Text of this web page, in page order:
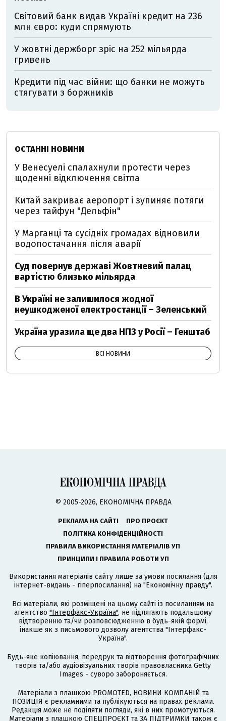
Світовий банк видав Україні кредит на 236
млн євро: куди спрямують
У жовтні держборг зріс на 252 мільярда
гривень
Кредити під час війни: що банки не можуть
стягувати з боржників
ОСТАННІ НОВИНИ
У Венесуелі спалахнули протести через
щоденні відключення світла
Китай закриває аеропорт і зупиняє потяги
через тайфун "Дельфін"
У Марганці та сусідніх громадах відновили
водопостачання після аварії
Суд повернув державі Жовтневий палац
вартістю близько мільярда
В Україні не залишилося жодної
неушкодженої електростанції – Зеленський
Україна уразила ще два НПЗ у Росії – Генштаб
ВСІ НОВИНИ
© 2005-2026, ЕКОНОМІЧНА ПРАВДА
РЕКЛАМА НА САЙТІ
ПРО ПРОЄКТ
ПОЛІТИКА КОНФІДЕНЦІЙНОСТІ
ПРАВИЛА ВИКОРИСТАННЯ МАТЕРІАЛІВ УП
ПРИНЦИПИ І ПРАВИЛА РОБОТИ УП
Використання матеріалів сайту лише за умови посилання (для
інтернет-видань - гіперпосилання) на "Економічну правду".
Всі матеріали, які розміщені на цьому сайті із посиланням на
агентство "Інтерфакс-Україна", не підлягають подальшому
відтворенню та/чи розповсюдженню в будь-якій формі,
інакше як з письмового дозволу агентства "Інтерфакс-
Україна".
Будь-яке копіювання, передрук та відтворення фотографічних
творів та/або аудіовізуальних творів правовласника Getty
Images - суворо забороняється.
Матеріали з плашкою PROMOTED, НОВИНИ КОМПАНІЙ та
ПОЗИЦІЯ є рекламними та публікуються на правах реклами.
Редакція може не поділяти погляди, які в них промотуються.
Матеріали з плашкою СПЕЦПРОЄКТ та ЗА ПІДТРИМКИ також є